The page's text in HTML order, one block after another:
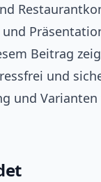
Beitrag
und
und